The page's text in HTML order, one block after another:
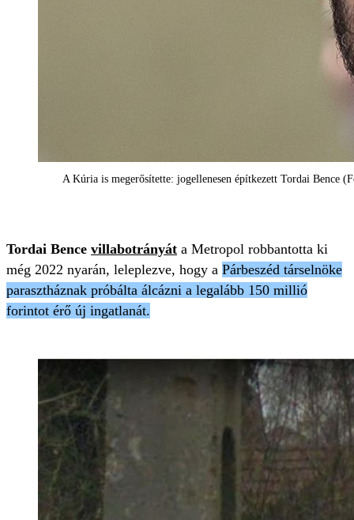
A Kúria is megerősítette: jogellenesen építkezett Tordai Bence
Tordai Bence villabotrányát a Metropol robbantotta ki
még 2022 nyarán, leleplezve, hogy a Párbeszéd társelnöke
parasztháznak próbálta álcázni a legalább 150 millió
forintot érő új ingatlanát.